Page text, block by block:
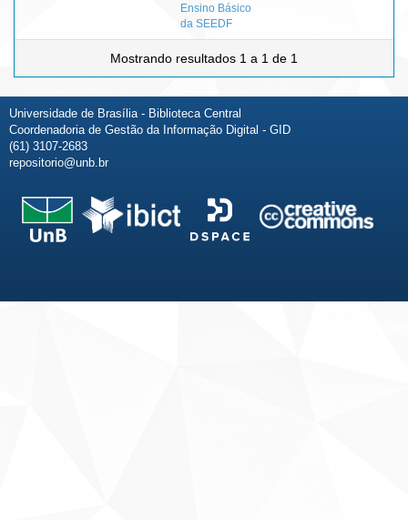
Ensino Básico
da SEEDF
Mostrando resultados 1 a 1 de 1
Universidade de Brasília - Biblioteca Central
Coordenadoria de Gestão da Informação Digital - GID
(61) 3107-2683
repositorio@unb.br